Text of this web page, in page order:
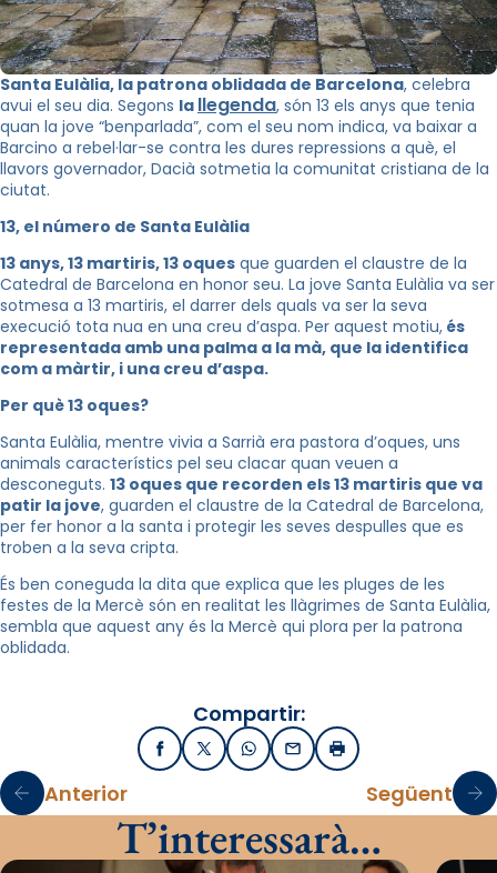
Santa Eulàlia, la patrona oblidada de Barcelona, celebra
avui el seu dia. Segons la llegenda, són 13 els anys que tenia
quan la jove “benparlada”, com el seu nom indica, va baixar a
Barcino a rebel·lar-se contra les dures repressions a què, el
llavors governador, Dacià sotmetia la comunitat cristiana de la
ciutat.
13, el número de Santa Eulàlia
13 anys, 13 martiris, 13 oques que guarden el claustre de la
Catedral de Barcelona en honor seu. La jove Santa Eulàlia va ser
sotmesa a 13 martiris, el darrer dels quals va ser la seva
execució tota nua en una creu d’aspa. Per aquest motiu, és
representada amb una palma a la mà, que la identifica
com a màrtir, i una creu d’aspa.
Per què 13 oques?
Santa Eulàlia, mentre vivia a Sarrià era pastora d’oques, uns
animals característics pel seu clacar quan veuen a
desconeguts. 13 oques que recorden els 13 martiris que va
patir la jove, guarden el claustre de la Catedral de Barcelona,
per fer honor a la santa i protegir les seves despulles que es
troben a la seva cripta.
És ben coneguda la dita que explica que les pluges de les
festes de la Mercè són en realitat les llàgrimes de Santa Eulàlia,
sembla que aquest any és la Mercè qui plora per la patrona
oblidada.
Compartir:
FacebookX / TwitterWhatsApp
EmailImprimir
Anterior Següent
T’interessarà…